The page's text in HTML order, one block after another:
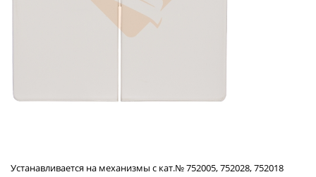
Устанавливается на механизмы с кат.№ 752005, 752028, 752018